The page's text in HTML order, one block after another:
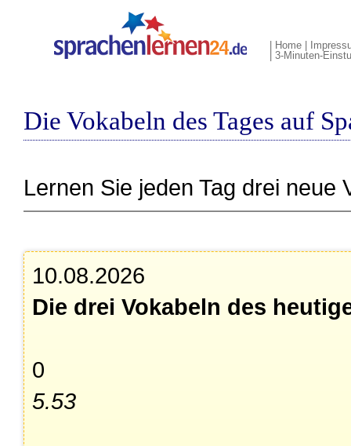
Home
3-Minuten-
Die Vokabeln des Tages auf
Lernen Sie jeden Tag drei neue
10.08.2026
Die drei Vokabeln des
0
5.53